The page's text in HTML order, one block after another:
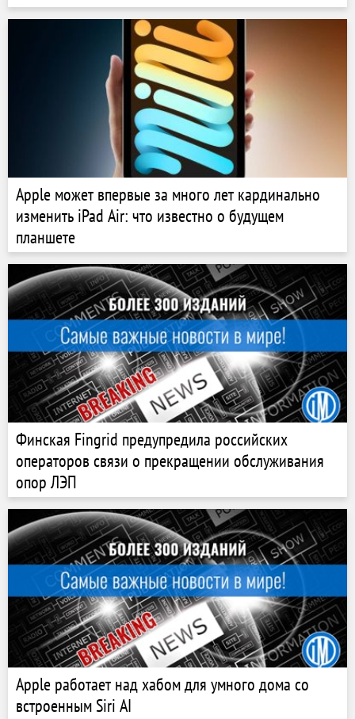
Apple может впервые за много лет кардинально
изменить iPad Air: что известно о будущем
планшете
Финская Fingrid предупредила российских
операторов связи о прекращении обслуживания
опор ЛЭП
Apple работает над хабом для умного дома со
встроенным Siri AI